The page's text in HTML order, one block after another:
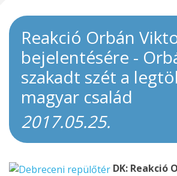
Reakció Orbán
bejelentésére -
szakadt szét a
magyar család
2017.05.25.
DK: Reakció